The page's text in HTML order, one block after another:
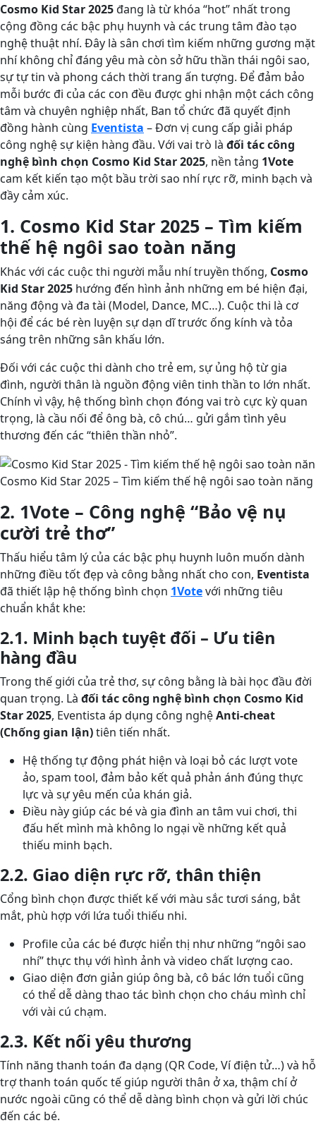
Cosmo Kid Star 2025đang là từ khóa “hot” nhất trong
cộng đồng các bậc phụ huynh và các trung tâm đào tạo
nghệ thuật nhí. Đây là sân chơi tìm kiếm những gương mặt
nhí không chỉ đáng yêu mà còn sở hữu thần thái ngôi sao,
sự tự tin và phong cách thời trang ấn tượng. Để đảm bảo
mỗi bước đi của các con đều được ghi nhận một cách công
tâm và chuyên nghiệp nhất, Ban tổ chức đã quyết định
đồng hành cùng Eventista – Đơn vị cung cấp giải pháp
công nghệ sự kiện hàng đầu. Với vai trò là đối tác công
nghệ bình chọn Cosmo Kid Star 2025, nền tảng 1Vote
cam kết kiến tạo một bầu trời sao nhí rực rỡ, minh bạch và
đầy cảm xúc.
1. Cosmo Kid Star 2025 – Tìm kiếm
thế hệ ngôi sao toàn năng
Khác với các cuộc thi người mẫu nhí truyền thống, Cosmo
Kid Star 2025 hướng đến hình ảnh những em bé hiện đại,
năng động và đa tài (Model, Dance, MC…). Cuộc thi là cơ
hội để các bé rèn luyện sự dạn dĩ trước ống kính và tỏa
sáng trên những sân khấu lớn.
Đối với các cuộc thi dành cho trẻ em, sự ủng hộ từ gia
đình, người thân là nguồn động viên tinh thần to lớn nhất.
Chính vì vậy, hệ thống bình chọn đóng vai trò cực kỳ quan
trọng, là cầu nối để ông bà, cô chú… gửi gắm tình yêu
thương đến các “thiên thần nhỏ”.
Cosmo Kid Star 2025 – Tìm kiếm thế hệ ngôi sao toàn năng
2. 1Vote – Công nghệ “Bảo vệ nụ
cười trẻ thơ”
Thấu hiểu tâm lý của các bậc phụ huynh luôn muốn dành
những điều tốt đẹp và công bằng nhất cho con, Eventista
đã thiết lập hệ thống bình chọn 1Votevới những tiêu
chuẩn khắt khe:
2.1. Minh bạch tuyệt đối – Ưu tiên
hàng đầu
Trong thế giới của trẻ thơ, sự công bằng là bài học đầu đời
quan trọng. Là đối tác công nghệ bình chọn Cosmo Kid
Star 2025, Eventista áp dụng công nghệAnti-cheat
(Chống gian lận)tiên tiến nhất.
Hệ thống tự động phát hiện và loại bỏ các lượt vote
ảo, spam tool, đảm bảo kết quả phản ánh đúng thực
lực và sự yêu mến của khán giả.
Điều này giúp các bé và gia đình an tâm vui chơi, thi
đấu hết mình mà không lo ngại về những kết quả
thiếu minh bạch.
2.2. Giao diện rực rỡ, thân thiện
Cổng bình chọn được thiết kế với màu sắc tươi sáng, bắt
mắt, phù hợp với lứa tuổi thiếu nhi.
Profile của các bé được hiển thị như những “ngôi sao
nhí” thực thụ với hình ảnh và video chất lượng cao.
Giao diện đơn giản giúp ông bà, cô bác lớn tuổi cũng
có thể dễ dàng thao tác bình chọn cho cháu mình chỉ
với vài cú chạm.
2.3. Kết nối yêu thương
Tính năng thanh toán đa dạng (QR Code, Ví điện tử…) và hỗ
trợ thanh toán quốc tế giúp người thân ở xa, thậm chí ở
nước ngoài cũng có thể dễ dàng bình chọn và gửi lời chúc
đến các bé.